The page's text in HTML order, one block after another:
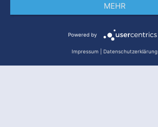
Datenschutz
MEHR
Powered by
Impressum Datenschutzerklärung